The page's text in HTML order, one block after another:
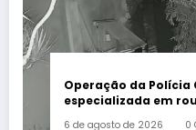
Operação da
especializada em
6 de agosto de 2026 0